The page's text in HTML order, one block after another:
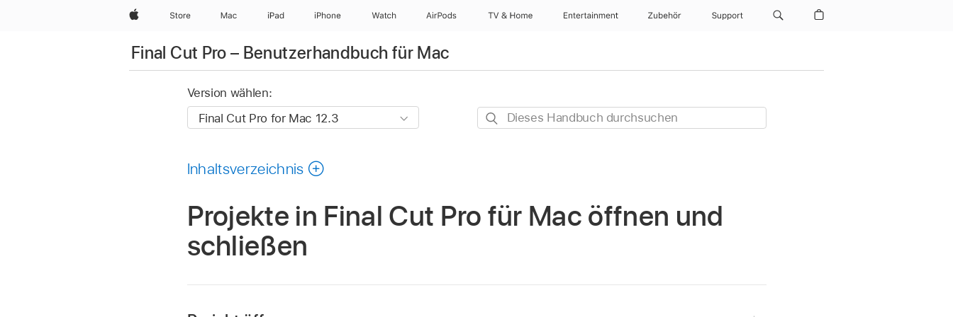
Apple Store Mac iPad iPhone Watch AirPods TV & Home Entertainment Zubehör Support
Final Cut Pro – Benutzerhandbuch für Mac
Version wählen:
Dieses
Inhaltsverzeichnis
Projekte in Final Cut Pro für Mac öffnen und
schließen